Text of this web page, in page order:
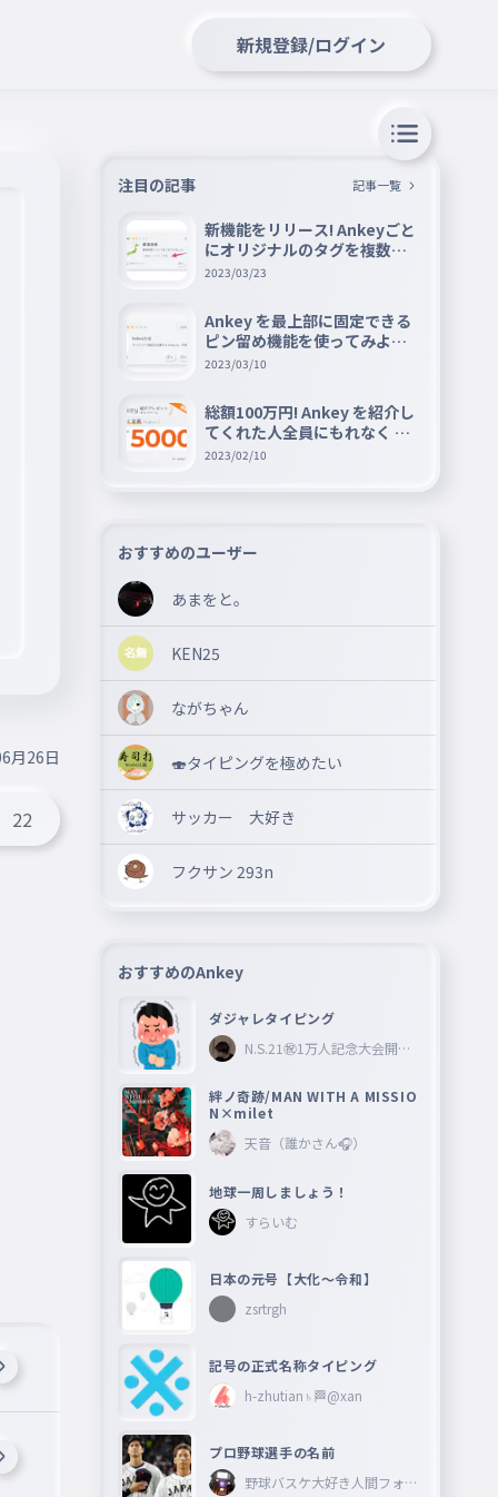
新規登録/ログイン
月26日
22
注目の記事 記事一覧
新機能をリリース! Ankeyごと
にオリジナルのタグを複数設
定できる『タグ機能』を紹介
2023/03/23
Ankey を最上部に固定できる
ピン留め機能を使ってみよう
📌
2023/03/10
総額100万円! Ankey を紹介し
てくれた人全員にもれなく A
mazon ギフト券 5000 円分を
2023/02/10
おすすめのユーザー
あまをと。
KEN25
ながちゃん
🍣タイピングを極めたい
サッカー 大好き
フクサン 293n
おすすめのAnkey
ダジャレタイピング
N.S.21㊗︎1万人記念大会開催
絆ノ奇跡/MAN WITH A MISSIO
N×milet
天音（誰かさん🎧）
地球一周しましょう！
すらいむ
日本の元号【大化〜令和】
zsrtrgh
記号の正式名称タイピング
h-zhutian♄🏁@xan
プロ野球選手の名前
野球バスケ大好き人間フォロ